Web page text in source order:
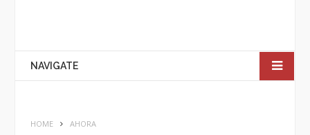
NAVIGATE
HOME AHORA